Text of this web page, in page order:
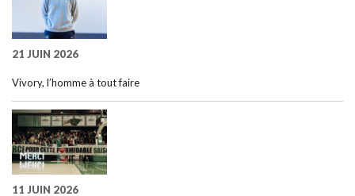
21 JUIN 2026
Vivory, l’homme à tout faire
11 JUIN 2026